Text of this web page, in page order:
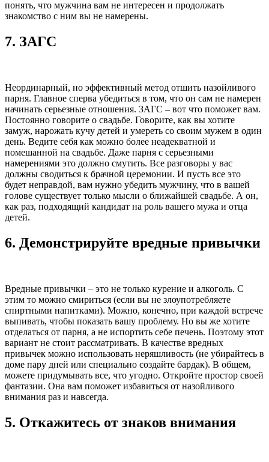
понять, что мужчина вам не интересен и продолжать
знакомство с ним вы не намерены.
7. ЗАГС
Неординарный, но эффективный метод отшить назойливого
парня. Главное сперва убедиться в том, что он сам не намерен
начинать серьезные отношения. ЗАГС – вот что поможет вам.
Постоянно говорите о свадьбе. Говорите, как вы хотите
замуж, нарожать кучу детей и умереть со своим мужем в один
день. Ведите себя как можно более неадекватной и
помешанной на свадьбе. Даже парня с серьезными
намерениями это должно смутить. Все разговоры у вас
должны сводиться к брачной церемонии. И пусть все это
будет неправдой, вам нужно убедить мужчину, что в вашей
голове существует только мысли о ближайшей свадьбе. А он,
как раз, подходящий кандидат на роль вашего мужа и отца
детей.
6. Демонстрируйте вредные привычки
Вредные привычки – это не только курение и алкоголь. С
этим то можно смириться (если вы не злоупотребляете
спиртными напитками). Можно, конечно, при каждой встрече
выпивать, чтобы показать вашу проблему. Но вы же хотите
отделаться от парня, а не испортить себе печень. Поэтому этот
вариант не стоит рассматривать. В качестве вредных
привычек можно использовать неряшливость (не убирайтесь в
доме пару дней или специально создайте бардак). В общем,
можете придумывать все, что угодно. Откройте простор своей
фантазии. Она вам поможет избавиться от назойливого
внимания раз и навсегда.
5. Откажитесь от знаков внимания